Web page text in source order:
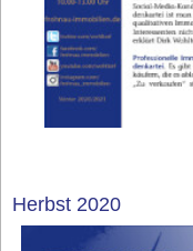
Herbst 2020